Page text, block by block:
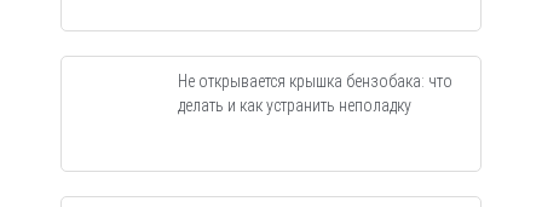
Не открывается крышка бензобака: что
делать и как устранить неполадку